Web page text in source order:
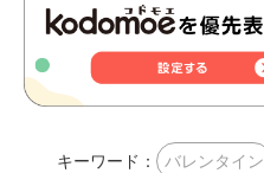
キーワード： バレンタイン